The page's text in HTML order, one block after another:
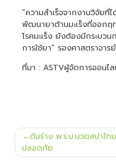
“ความสำเร็จจากงานวิจัยที่
พัฒนายาต้านมะเร็งที่ออกฤ
โรคมะเร็ง ยังต้องมีกระบว
การใช้ยา” รองศาสตราจา
ที่มา : ASTVผู้จัดการออนไ
แนะแนว
เรื่อง
ดันร่าง พ.ร.บ.นวดสปาไท
ปลอดภัย